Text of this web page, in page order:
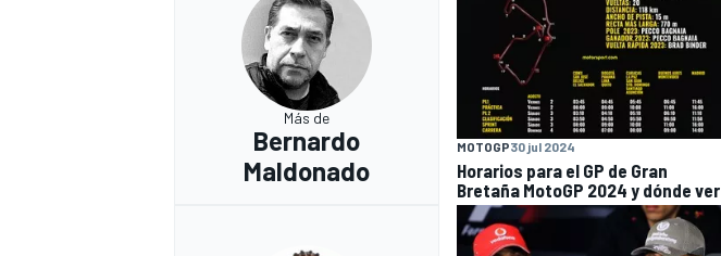
Más de
Bernardo
Maldonado
MOTOGP30 jul 2024
Horarios para el GP de Gran
Bretaña MotoGP 2024 y dónde ver